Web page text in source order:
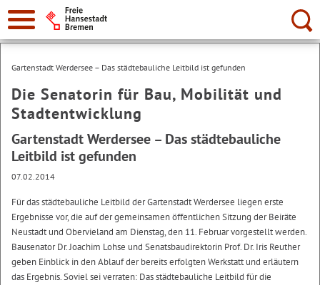
Suche:
Gartenstadt Werdersee – Das städtebauliche Leitbild ist gefunden
Die Senatorin für Bau, Mobilität und
Stadtentwicklung
Gartenstadt Werdersee – Das städtebauliche
Leitbild ist gefunden
07.02.2014
Für das städtebauliche Leitbild der Gartenstadt Werdersee liegen erste
Ergebnisse vor, die auf der gemeinsamen öffentlichen Sitzung der Beiräte
Neustadt und Obervieland am Dienstag, den 11. Februar vorgestellt werden.
Bausenator Dr. Joachim Lohse und Senatsbaudirektorin Prof. Dr. Iris Reuther
geben Einblick in den Ablauf der bereits erfolgten Werkstatt und erläutern
das Ergebnis. Soviel sei verraten: Das städtebauliche Leitbild für die